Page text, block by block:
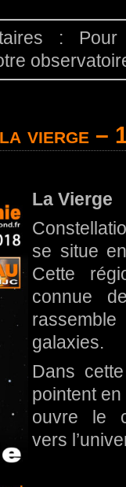
:
vierge –
La Vierge
se situe
Cette
connue
galaxies.
Dans
pointent
ouvre le
vers